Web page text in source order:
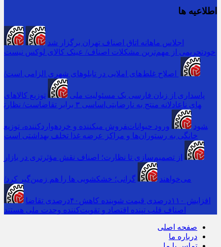
اطلاعیه ها
اجلاس ماهانه اتاق اصناف تهران برگزار شد
خودتحریمی از مهم‌ترین مشکلات اصناف/ عینک کالای لوکس نیست
اصلاح غلط‌های املایی در تابلوهای شهری الزامی است/
پاسداری از زبان فارسی یک مسئولیت ملی
توزیع کالاهای
اساسی ۳ برابر تقاضاست/ نظارت‎های ناعادلانه منتج به نارضایتی
واردکننده، توزیع‎کننده و خرده‎فروش می‎شود
ورود حیوانات
خانگی به رستوران‌ها و مراکز عرضه غذا تخلف بهداشتی است
از تصمیم‌سازی تا نظارت؛ اصناف نقش مؤثرتری در بازار
می‌خواهند گرانی؛ خشکشویی‌ ها را هم زمین‌گیر کرد/
افزایش ۱۱۰درصدی قیمت شوینده کاهش۴۰درصدی تقاضا
اصناف قلب تپنده اقتصاد و تقویت‌کننده وحدت ملی هستند
صفحه اصلی
درباره ما